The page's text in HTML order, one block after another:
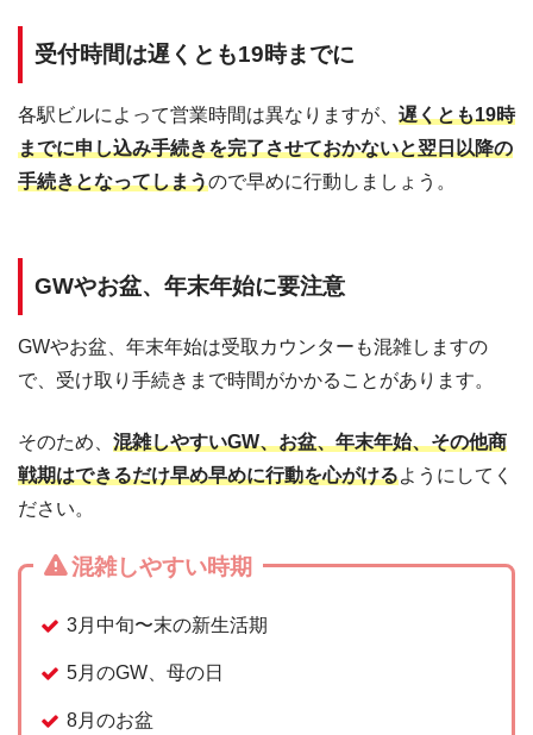
受付時間は遅くとも19時までに
各駅ビルによって営業時間は異なりますが、 遅くとも19時
までに申し込み手続きを完了させておかないと翌日以降の
手続きとなってしまうので早めに行動しましょう。
GWやお盆、年末年始に要注意
GWやお盆、年末年始は受取カウンターも混雑しますの
で、受け取り手続きまで時間がかかることがあります。
そのため、 混雑しやすいGW、お盆、年末年始、その他商
戦期はできるだけ早め早めに行動を心がけるようにしてく
ださい。
混雑しやすい時期
3月中旬〜末の新生活期
5月のGW、母の日
8月のお盆